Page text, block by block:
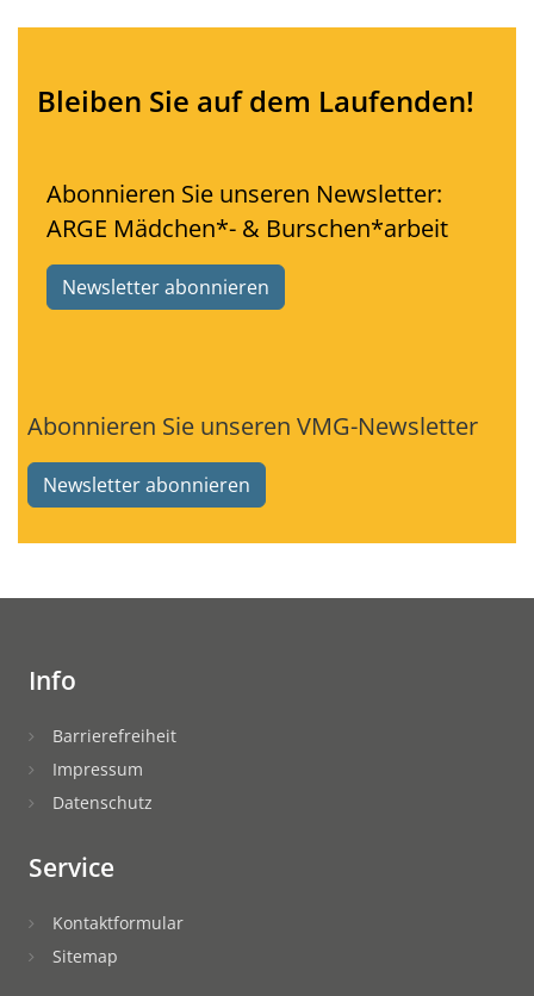
Bleiben Sie auf dem Laufenden!
Abonnieren Sie unseren Newsletter:
ARGE Mädchen*- & Burschen*arbeit
Newsletter abonnieren
Abonnieren Sie unseren VMG-Newsletter
Newsletter abonnieren
Info
Barrierefreiheit
Impressum
Datenschutz
Service
Kontaktformular
Sitemap